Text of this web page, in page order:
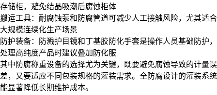
存储柜，避免结晶吸潮后腐蚀柜体
搬运工具：耐腐蚀泵和 防腐管道可减少人工接触风险，尤其适合
大规模连续化生产场景
防护装备：
防溅护目镜和丁基胶防化手套是操作人员基础防护，
处理高纯度产品时建议叠加防化服
其中 防腐称重设备的选择尤为关键，既要避免腐蚀导致的计量误
差，又要适应不同包装规格的灌装需求。全防腐设计的灌装系统
能显著降低长期维护成本。